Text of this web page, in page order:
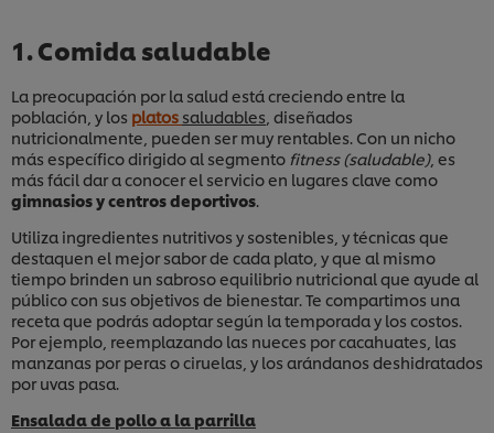
1. Comida saludable
La preocupación por la salud está creciendo entre la
población, y los platos saludables , diseñados
nutricionalmente, pueden ser muy rentables. Con un nicho
más específico dirigido al segmento fitness (saludable), es
más fácil dar a conocer el servicio en lugares clave como
gimnasios y centros deportivos
Utiliza ingredientes nutritivos y sostenibles, y técnicas que
destaquen el mejor sabor de cada plato, y que al mismo
tiempo brinden un sabroso equilibrio nutricional que ayude al
público con sus objetivos de bienestar. Te compartimos una
receta que podrás adoptar según la temporada y los costos.
Por ejemplo, reemplazando las nueces por cacahuates, las
manzanas por peras o ciruelas, y los arándanos deshidratados
por uvas pasa.
Ensalada de pollo a la parrilla